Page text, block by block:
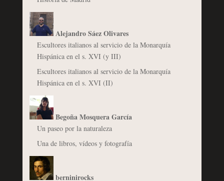
Alejandro Sáez Olivares
Escultores italianos al servicio de la Monarquía
Hispánica en el s. XVI (y III)
Escultores italianos al servicio de la Monarquía
Hispánica en el s. XVI (II)
Begoña Mosquera García
Un paseo por la naturaleza
Una de libros, vídeos y fotografía
berninirocks